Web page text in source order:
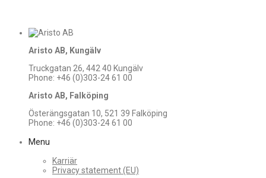
Aristo AB, Kungälv
Truckgatan 26, 442 40 Kungälv
Phone: +46 (0)303-24 61 00
Aristo AB, Falköping
Österängsgatan 10, 521 39 Falköping
Phone: +46 (0)303-24 61 00
Menu
Karriär
Privacy statement (EU)